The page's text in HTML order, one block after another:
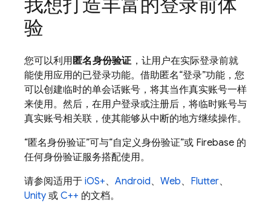
我想打造丰富的登录前体
验
您可以利用匿名身份验证，让用户在实际登录前就
能使用应用的已登录功能。借助匿名“登录”功能，您
可以创建临时的单会话账号，将其当作真实账号一样
来使用。然后，在用户登录或注册后，将临时账号与
真实账号相关联，使其能够从中断的地方继续操作。
“匿名身份验证”可与“自定义身份验证”或 Firebase 的
任何身份验证服务搭配使用。
请参阅适用于 iOS+、 Android、 Web、 Flutter、
Unity 或 C++ 的文档。